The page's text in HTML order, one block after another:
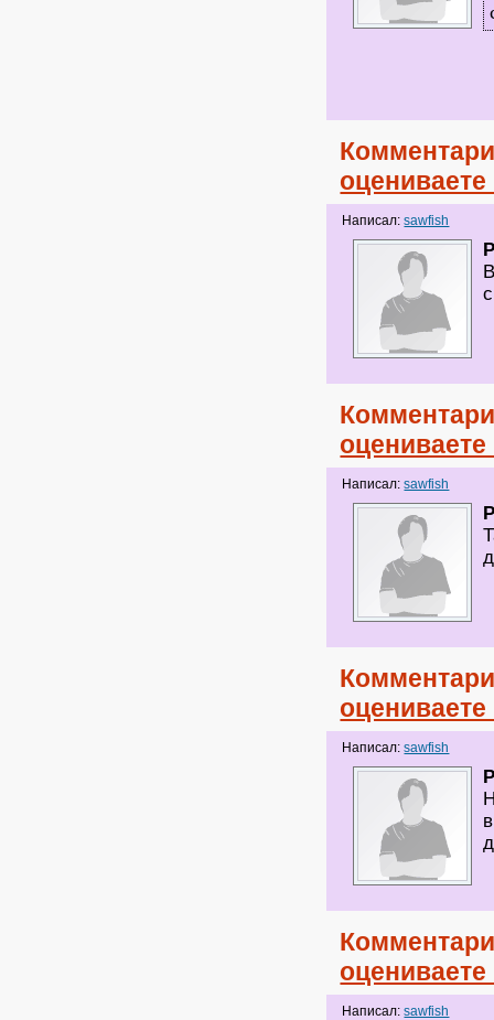
Написал:sawfish
Написал:sawfish
Написал:sawfish
Написал:sawfish